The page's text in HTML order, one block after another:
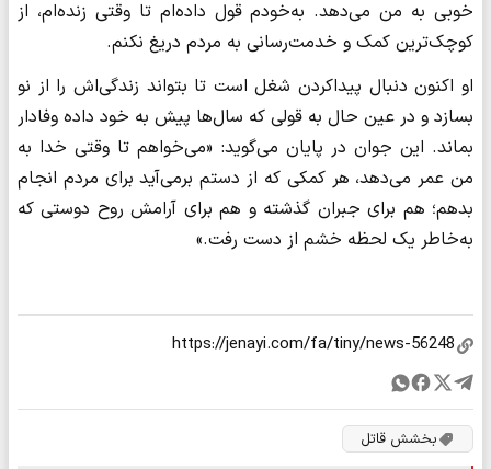
خوبی به من می‌دهد. به‌خودم قول داده‌ام تا وقتی زنده‌ام، از
کوچک‌ترین کمک و خدمت‌رسانی به مردم دریغ نکنم.
او اکنون دنبال پیداکردن شغل است تا بتواند زندگی‌اش را از نو
بسازد و در عین حال به قولی که سال‌ها پیش‌ به خود داده وفادار
بماند. این جوان در پایان می‌گوید: «می‌خواهم تا وقتی خدا به
من عمر می‌دهد، هر کمکی که از دستم برمی‌آید برای مردم انجام
بدهم؛ هم برای جبران گذشته و هم برای آرامش روح دوستی که
به‌خاطر یک لحظه خشم از دست رفت.»
بخشش قاتل